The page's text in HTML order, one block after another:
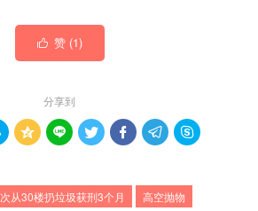
 赞 (1)
分享到
     
从30楼扔垃圾获刑3个月 高空抛物